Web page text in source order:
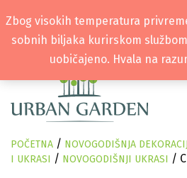
POČETNA / NOVOGODIŠNJA
I UKRASI / NOVOGODIŠNJI UKRASI /
Zbog visokih temperatura
sobnih biljaka kurirskom
uobičajeno. Hvala na